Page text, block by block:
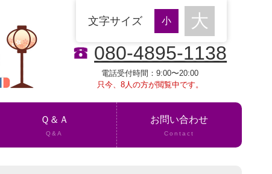
080-4895-1138
電話受付時間：9:00〜20:00
只今、8人の方が閲覧中です。
文字サイズ
Ｑ＆Ａ
Q&A
お問い合わせ
Contact